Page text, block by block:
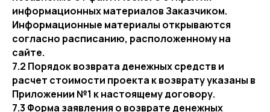
информационных материалов Заказчиком.
Информационные материалы открываются
согласно расписанию, расположенному на
сайте.
7.2 Порядок возврата денежных средств и
расчет стоимости проекта к возврату указаны в
Приложении №1 к настоящему договору.
7.3 Форма заявления о возврате денежных